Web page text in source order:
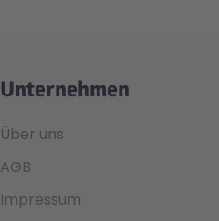
Unternehmen
Über uns
AGB
Impressum